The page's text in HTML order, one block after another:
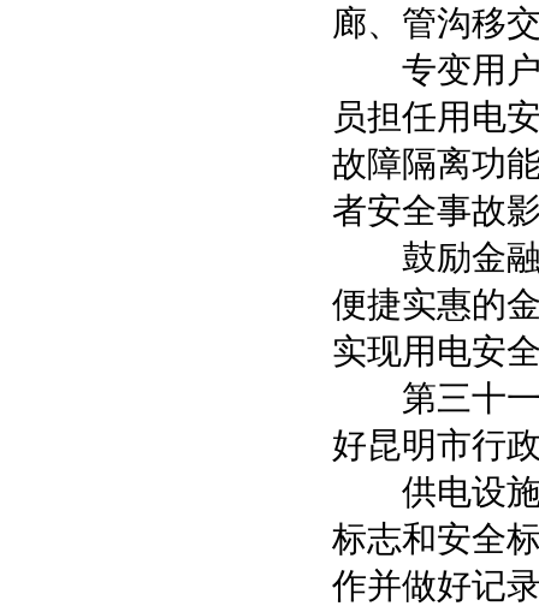
廊、管沟移
专变用户
员担任用电
故障隔离功
者安全事故
鼓励金融
便捷实惠的
实现用电安
第三十一
好昆明市行
供电设施
标志和安全
作并做好记